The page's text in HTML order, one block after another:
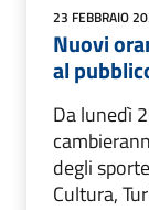
23 FEBBRAIO
Nuovi
al
Da lunedì
degli
Cultura,